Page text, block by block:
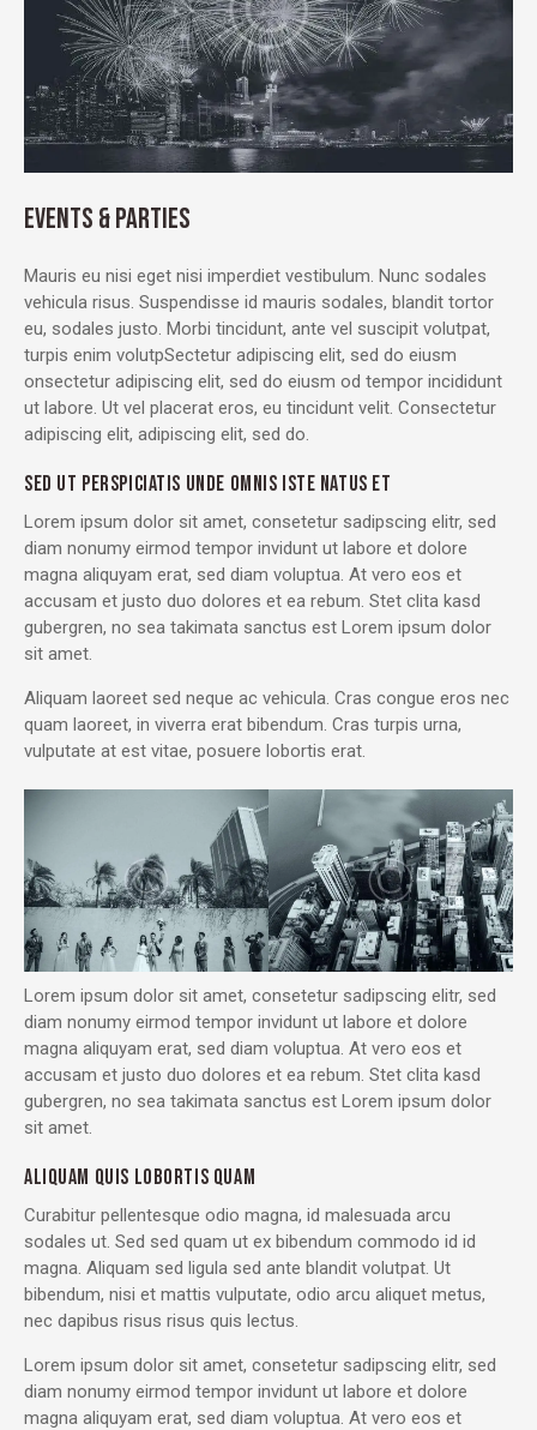
EVENTS & PARTIES
Mauris eu nisi eget nisi imperdiet vestibulum. Nunc sodales
vehicula risus. Suspendisse id mauris sodales, blandit tortor
eu, sodales justo. Morbi tincidunt, ante vel suscipit volutpat,
turpis enim volutpSectetur adipiscing elit, sed do eiusm
onsectetur adipiscing elit, sed do eiusm od tempor incididunt
ut labore. Ut vel placerat eros, eu tincidunt velit. Consectetur
adipiscing elit, adipiscing elit, sed do.
SED UT PERSPICIATIS UNDE OMNIS ISTE NATUS ET
Lorem ipsum dolor sit amet, consetetur sadipscing elitr, sed
diam nonumy eirmod tempor invidunt ut labore et dolore
magna aliquyam erat, sed diam voluptua. At vero eos et
accusam et justo duo dolores et ea rebum. Stet clita kasd
gubergren, no sea takimata sanctus est Lorem ipsum dolor
sit amet.
Aliquam laoreet sed neque ac vehicula. Cras congue eros nec
quam laoreet, in viverra erat bibendum. Cras turpis urna,
vulputate at est vitae, posuere lobortis erat.
Lorem ipsum dolor sit amet, consetetur sadipscing elitr, sed
diam nonumy eirmod tempor invidunt ut labore et dolore
magna aliquyam erat, sed diam voluptua. At vero eos et
accusam et justo duo dolores et ea rebum. Stet clita kasd
gubergren, no sea takimata sanctus est Lorem ipsum dolor
sit amet.
ALIQUAM QUIS LOBORTIS QUAM
Curabitur pellentesque odio magna, id malesuada arcu
sodales ut. Sed sed quam ut ex bibendum commodo id id
magna. Aliquam sed ligula sed ante blandit volutpat. Ut
bibendum, nisi et mattis vulputate, odio arcu aliquet metus,
nec dapibus risus risus quis lectus.
Lorem ipsum dolor sit amet, consetetur sadipscing elitr, sed
diam nonumy eirmod tempor invidunt ut labore et dolore
magna aliquyam erat, sed diam voluptua. At vero eos et